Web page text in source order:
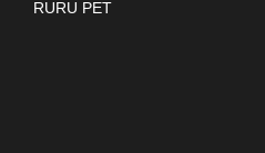
RURU PET